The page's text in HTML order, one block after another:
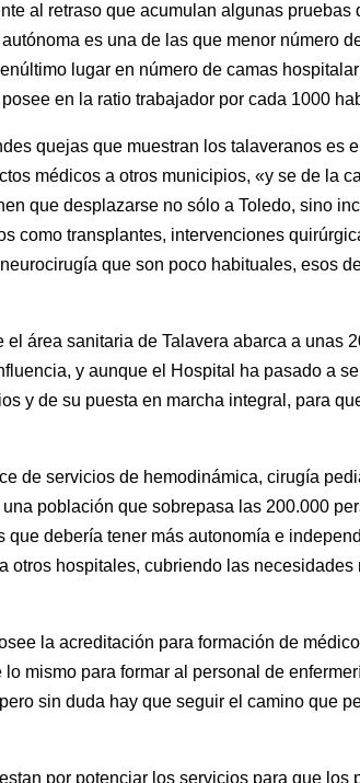
al retraso que acumulan algunas pruebas
es una de las que menor número
lugar en número de camas
en la ratio trabajador por cada 1000
quejas que muestran los talaveranos es
médicos a otros municipios, «y se de la
que desplazarse no sólo a Toledo, sino
como transplantes, intervenciones
que son poco habituales, esos
área sanitaria de Talavera abarca a unas
y aunque el Hospital ha pasado a
y de su puesta en marcha integral, para
de servicios de hemodinámica, cirugía
población que sobrepasa las 200.000
debería tener más autonomía e
otros hospitales, cubriendo las necesidades
la acreditación para formación de
mismo para formar al personal de
sin duda hay que seguir el camino que
por potenciar los servicios para que los